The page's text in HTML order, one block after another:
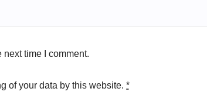
time I comment.
of your data by this website. *